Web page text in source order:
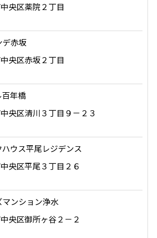
央区薬院２丁目
デ赤坂
央区赤坂２丁目
年橋
央区清川３丁目９－２３
ウス平尾レジデンス
央区平尾３丁目２６
マンション浄水
央区御所ヶ谷２－２